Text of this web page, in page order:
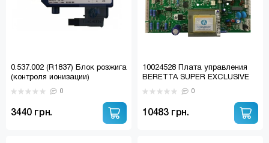
0.537.002 (R1837) Блок розжига
(контроля ионизации)
BERETTA Super Evclusive (537
0
3440 грн.
10024528 Плата управления
BERETTA SUPER EXCLUSIVE
(R10024528, R10020907)
0
10483 грн.